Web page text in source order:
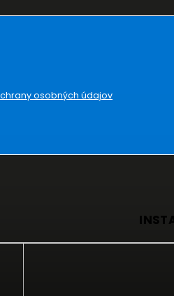
osobných údajov